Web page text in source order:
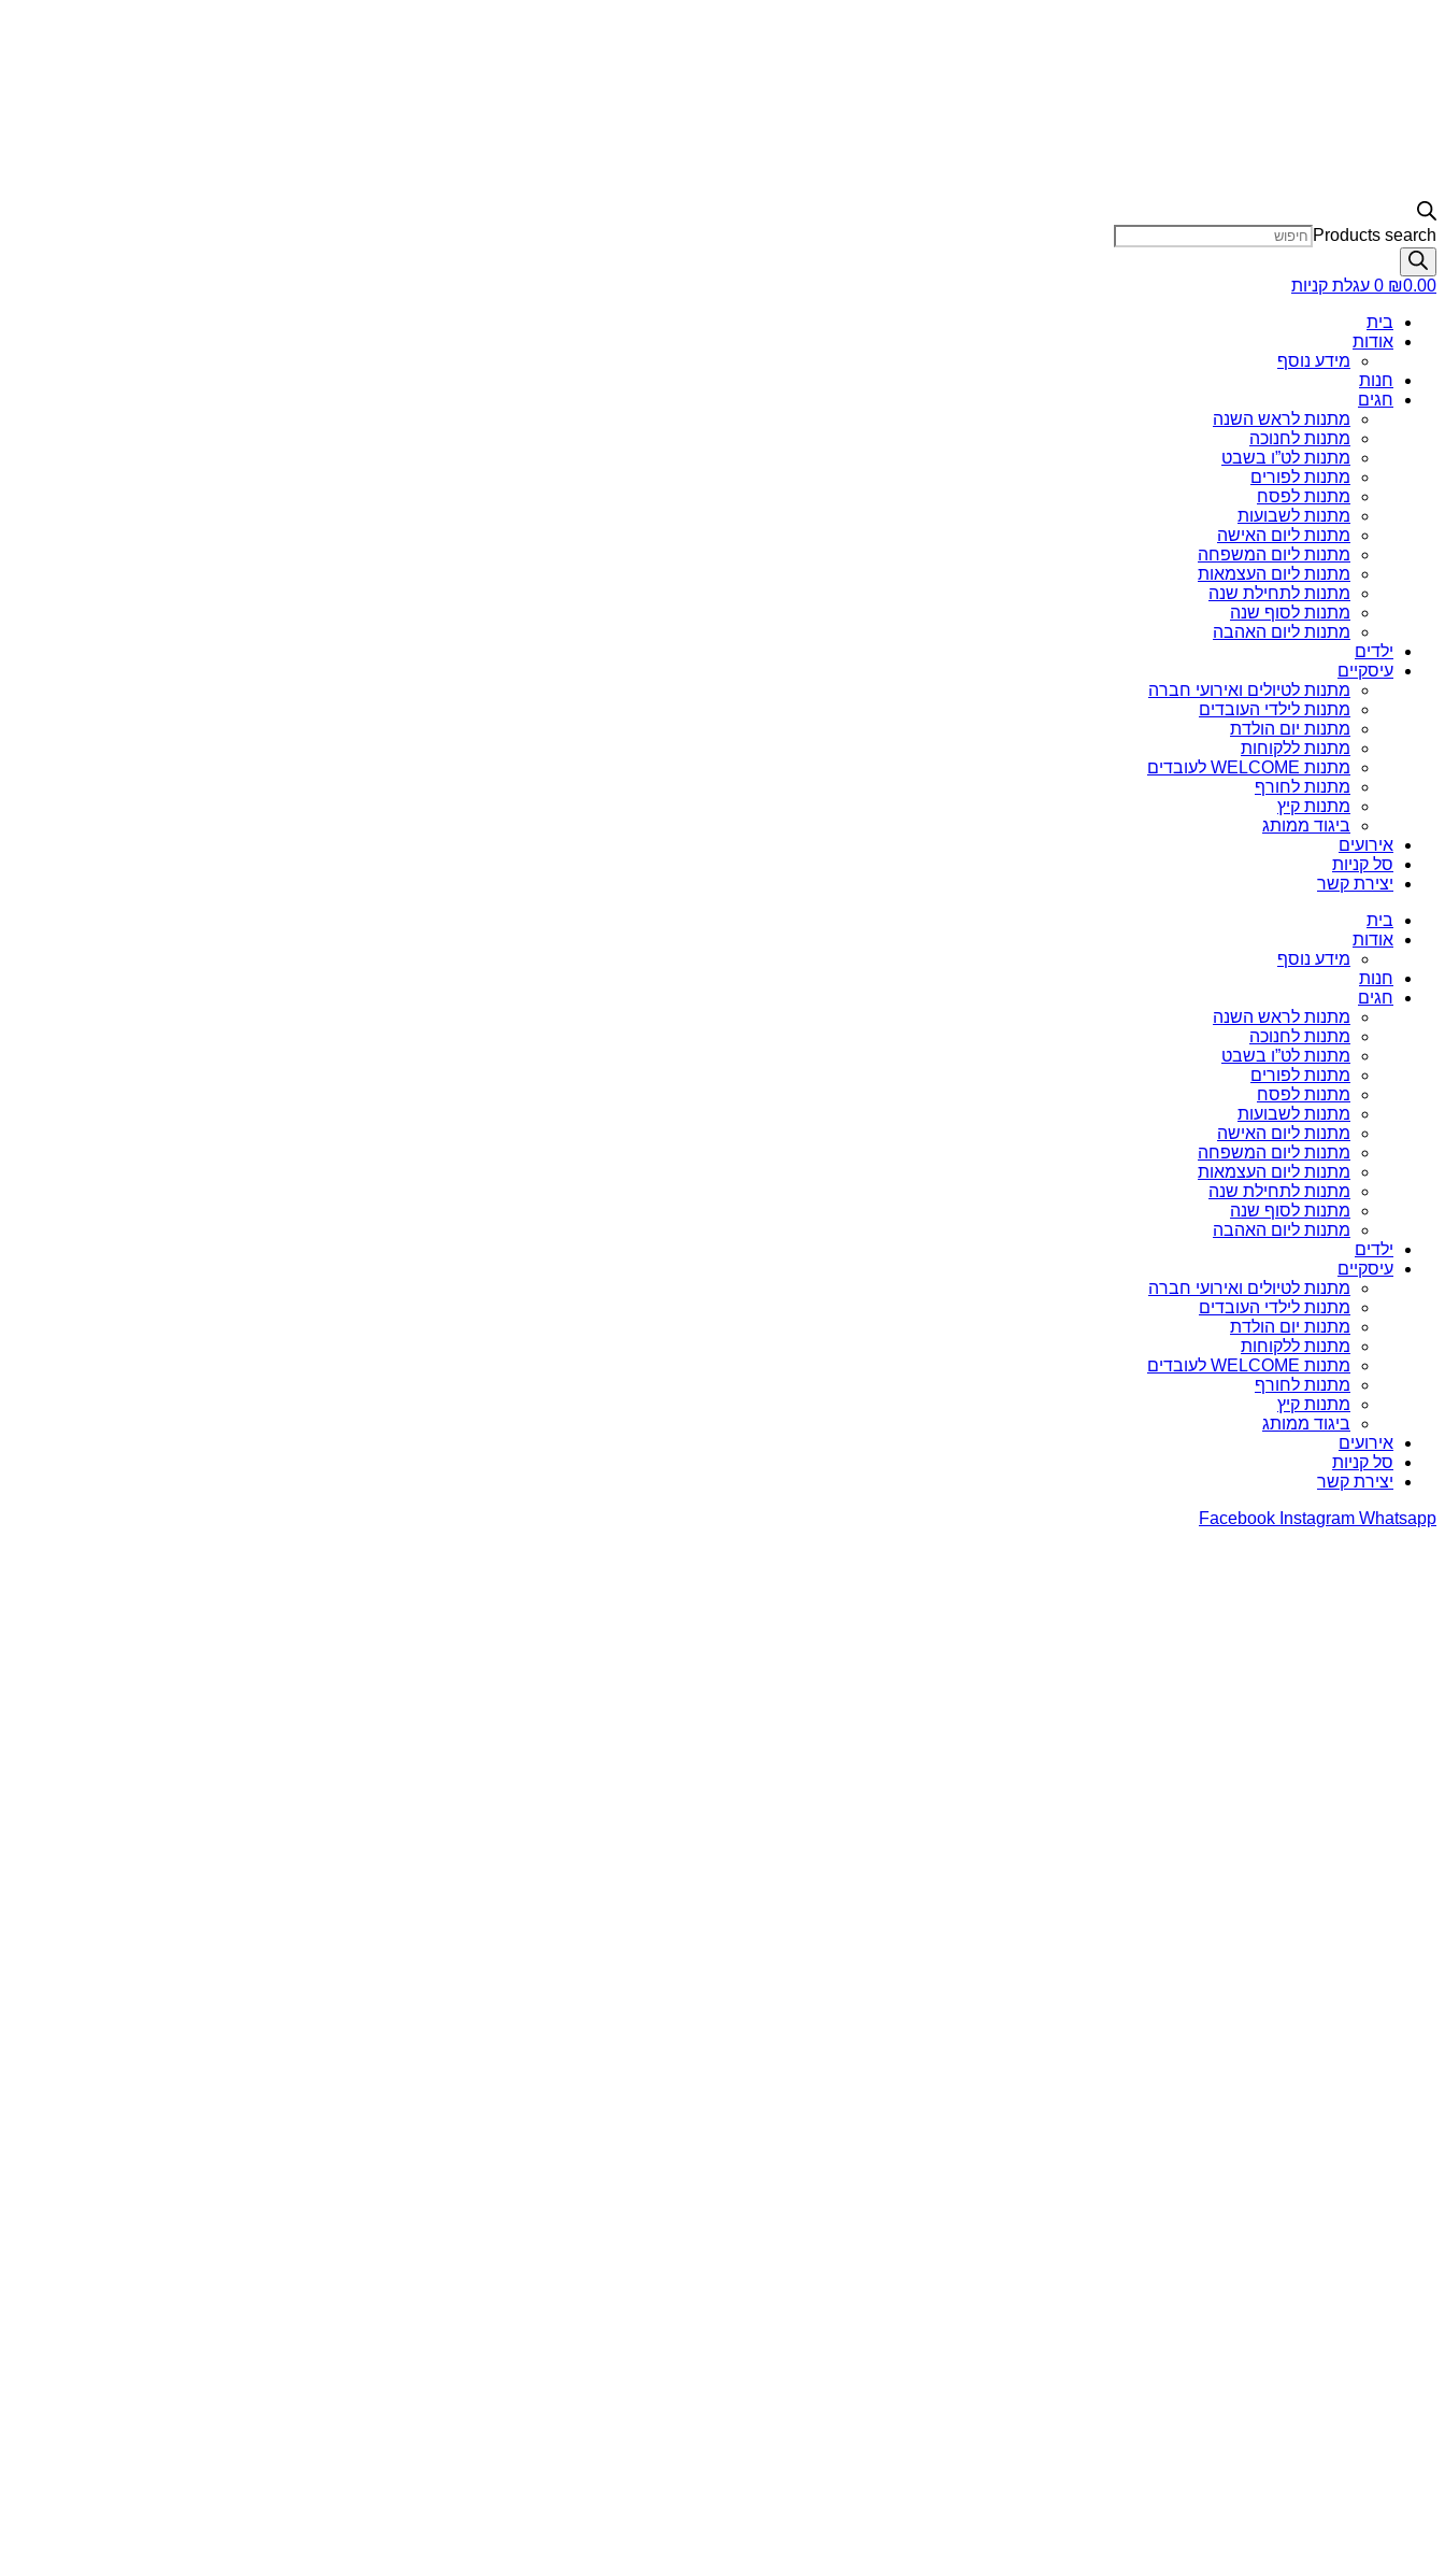
Products search
₪0.00
0 עגלת קניות
בית
אודות
מידע נוסף
חנות
חגים
מתנות לראש השנה
מתנות לחנוכה
מתנות לט”ו בשבט
מתנות לפורים
מתנות לפסח
מתנות לשבועות
מתנות ליום האישה
מתנות ליום המשפחה
מתנות ליום העצמאות
מתנות לתחילת שנה
מתנות לסוף שנה
מתנות ליום האהבה
ילדים
עיסקיים
מתנות לטיולים ואירועי חברה
מתנות לילדי העובדים
מתנות יום הולדת
מתנות ללקוחות
מתנות WELCOME לעובדים
מתנות לחורף
מתנות קיץ
ביגוד ממותג
אירועים
סל קניות
יצירת קשר
בית
אודות
מידע נוסף
חנות
חגים
מתנות לראש השנה
מתנות לחנוכה
מתנות לט”ו בשבט
מתנות לפורים
מתנות לפסח
מתנות לשבועות
מתנות ליום האישה
מתנות ליום המשפחה
מתנות ליום העצמאות
מתנות לתחילת שנה
מתנות לסוף שנה
מתנות ליום האהבה
ילדים
עיסקיים
מתנות לטיולים ואירועי חברה
מתנות לילדי העובדים
מתנות יום הולדת
מתנות ללקוחות
מתנות WELCOME לעובדים
מתנות לחורף
מתנות קיץ
ביגוד ממותג
אירועים
סל קניות
יצירת קשר
Facebook Instagram Whatsapp